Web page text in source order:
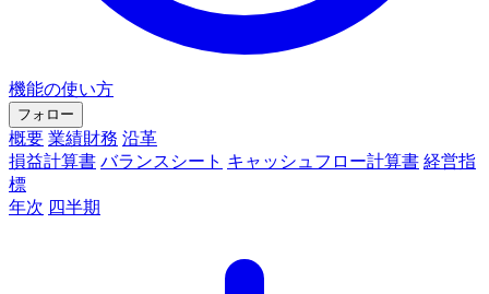
機能の使い方
フォロー
概要 業績財務 沿革
損益計算書 バランスシート キャッシュフロー計算書 経営指
標
年次 四半期